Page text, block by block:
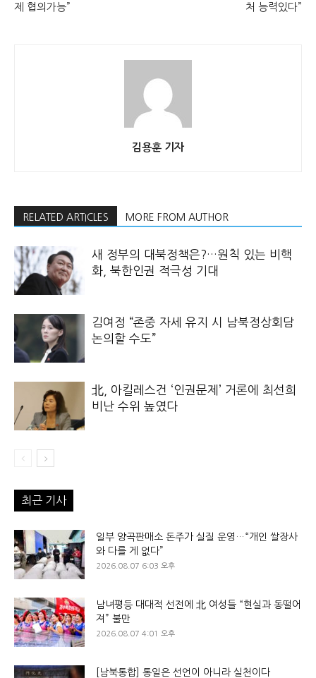
제 협의가능” 처 능력있다”
김용훈 기자
RELATED ARTICLES MORE FROM AUTHOR
새 정부의 대북정책은?…원칙 있는 비핵
화, 북한인권 적극성 기대
김여정 “존중 자세 유지 시 남북정상회담
논의할 수도”
北, 아킬레스건 ‘인권문제’ 거론에 최선희
비난 수위 높였다
최근 기사
일부 양곡판매소 돈주가 실질 운영…“개인 쌀장사
와 다를 게 없다”
2026.08.07 6:03 오후
남녀평등 대대적 선전에 北 여성들 “현실과 동떨어
져” 불만
2026.08.07 4:01 오후
[남북통합] 통일은 선언이 아니라 실천이다